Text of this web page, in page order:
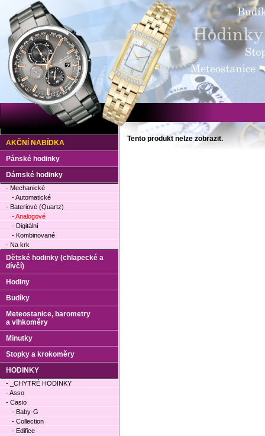
Tento produkt nelze zobrazit.
AKČNÍ NABÍDKA
Pánské hodinky
Dámské hodinky
- Mechanické
- Automatické
- Bateriové (Quartz)
- Analogové
- Digitální
- Kombinované
- Na krk
Dětské hodinky (chlapecké a
dívčí)
Hodiny
Budíky
Meteostanice, barometry
a vlhkoměry
Minutky
Stopky a krokoměry
HODINKY
- _CHYTRÉ HODINKY
- Asso
- Casio
- Baby-G
- Collection
- Edifice